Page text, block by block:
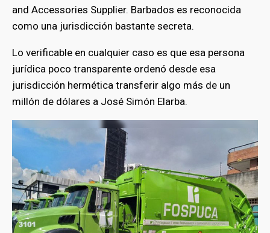
and Accessories Supplier. Barbados es reconocida
como una jurisdicción bastante secreta.
Lo verificable en cualquier caso es que esa persona
jurídica poco transparente ordenó desde esa
jurisdicción hermética transferir algo más de un
millón de dólares a José Simón Elarba.